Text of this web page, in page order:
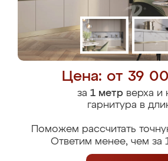
Цена: от 39
за 1 метрверха и
гарнитура в
Поможем рассчитать
Ответим менее, чем за